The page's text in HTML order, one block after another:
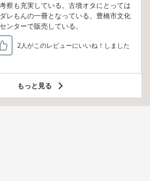
察も充実している。古墳オタにとっては
レもんの一冊となっている。豊橋市文化
ンターで販売している。
2人がこのレビューにいいね！しました
もっと見る